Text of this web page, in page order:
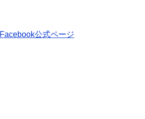
Facebook公式ページ